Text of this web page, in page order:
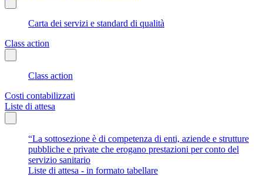
Carta dei servizi e standard di qualità
Class action
Class action
Costi contabilizzati
Liste di attesa
“La sottosezione è di competenza di enti, aziende e strutture
pubbliche e private che erogano prestazioni per conto del
servizio sanitario
Liste di attesa - in formato tabellare